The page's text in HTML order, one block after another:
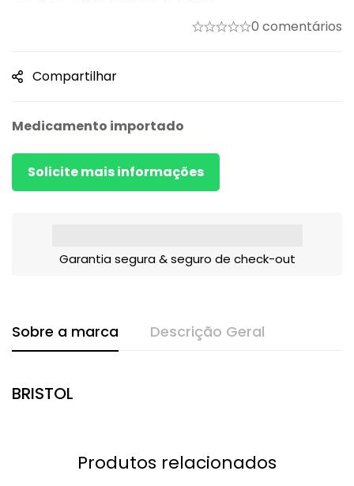
0 comentários
Compartilhar
Medicamento importado
Solicite mais informações
Garantia segura & seguro de check-out
Sobre a marca Descrição Geral
BRISTOL
Produtos relacionados